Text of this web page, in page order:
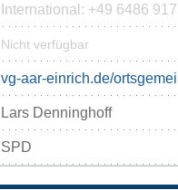
International: +49 6486
Nicht verfügbar
vg-aar-einrich.de/
Lars Denninghoff
SPD